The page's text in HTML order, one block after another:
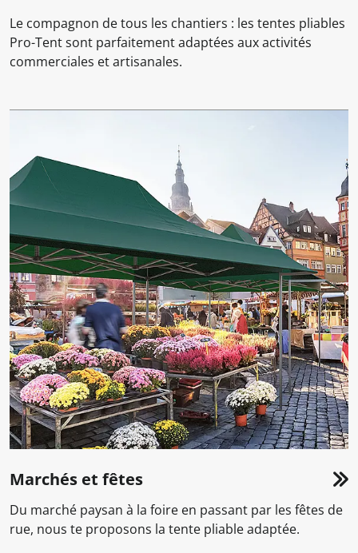
Le compagnon de tous les chantiers : les tentes pliables
Pro-Tent sont parfaitement adaptées aux activités
commerciales et artisanales.
Marchés et fêtes
Du marché paysan à la foire en passant par les fêtes de
rue, nous te proposons la tente pliable adaptée.